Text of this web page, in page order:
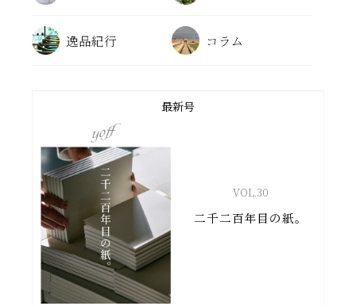
逸品紀行 コラム
最新号
VOL.30
二千二百年目の紙。